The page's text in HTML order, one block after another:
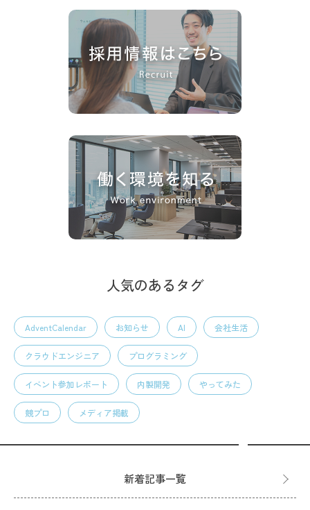
人気のあるタグ
AdventCalendar お知らせ AI 会社生活
クラウドエンジニア プログラミング
イベント参加レポート 内製開発 やってみた
競プロ メディア掲載
新着記事一覧